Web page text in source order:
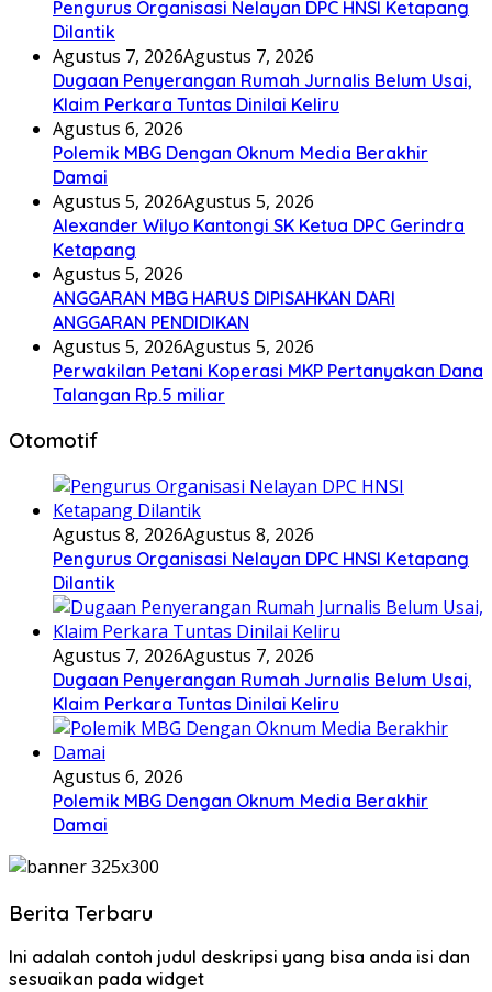
Pengurus Organisasi Nelayan DPC HNSI Ketapang
Dilantik
Agustus 7, 2026Agustus 7, 2026
Dugaan Penyerangan Rumah Jurnalis Belum Usai,
Klaim Perkara Tuntas Dinilai Keliru
Agustus 6, 2026
Polemik MBG Dengan Oknum Media Berakhir
Damai
Agustus 5, 2026Agustus 5, 2026
Alexander Wilyo Kantongi SK Ketua DPC Gerindra
Ketapang
Agustus 5, 2026
ANGGARAN MBG HARUS DIPISAHKAN DARI
ANGGARAN PENDIDIKAN
Agustus 5, 2026Agustus 5, 2026
Perwakilan Petani Koperasi MKP Pertanyakan Dana
Talangan Rp.5 miliar
Otomotif
Agustus 8, 2026Agustus 8, 2026
Pengurus Organisasi Nelayan DPC HNSI Ketapang
Dilantik
Agustus 7, 2026Agustus 7, 2026
Dugaan Penyerangan Rumah Jurnalis Belum Usai,
Klaim Perkara Tuntas Dinilai Keliru
Agustus 6, 2026
Polemik MBG Dengan Oknum Media Berakhir
Damai
Berita Terbaru
Ini adalah contoh judul deskripsi yang bisa anda isi dan
sesuaikan pada widget